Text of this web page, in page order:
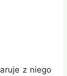
z niego